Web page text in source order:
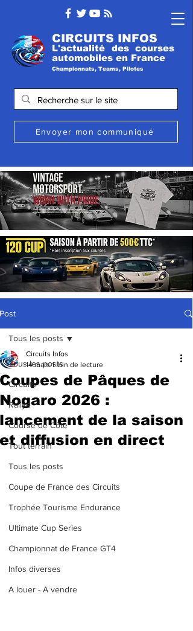
CIRCUITS INFOS
L'actualité des courses
automobiles en France
Championnats, Teams, Pilotes
Envoyer mon communiqué
Post
Tous les posts
Circuits
Rallye
Course de Côte
Tout terrain
Tous les posts
Coupe de France des Circuits
Trophée Tourisme Endurance
Ultimate Cup Series
Championnat de France GT4
Infos diverses
A louer - A vendre
Tous les posts
Coupes de Pâques de
Nogaro 2026 :
lancement de la saison
et diffusion en direct
Circuits Infos
14 mars 1 min de lecture